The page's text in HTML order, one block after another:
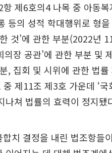
제6호의4 나목 중 아동
등의 성적 학대행위로 형
것’에 관한 부분(2022년
의장 공관’에 관한 부분 및
, 집회 및 시위에 관한 법
제11조 제3호 가운데 ‘
나쳐 법률의 효력이 정지됐
치 결정을 내린 법조항들